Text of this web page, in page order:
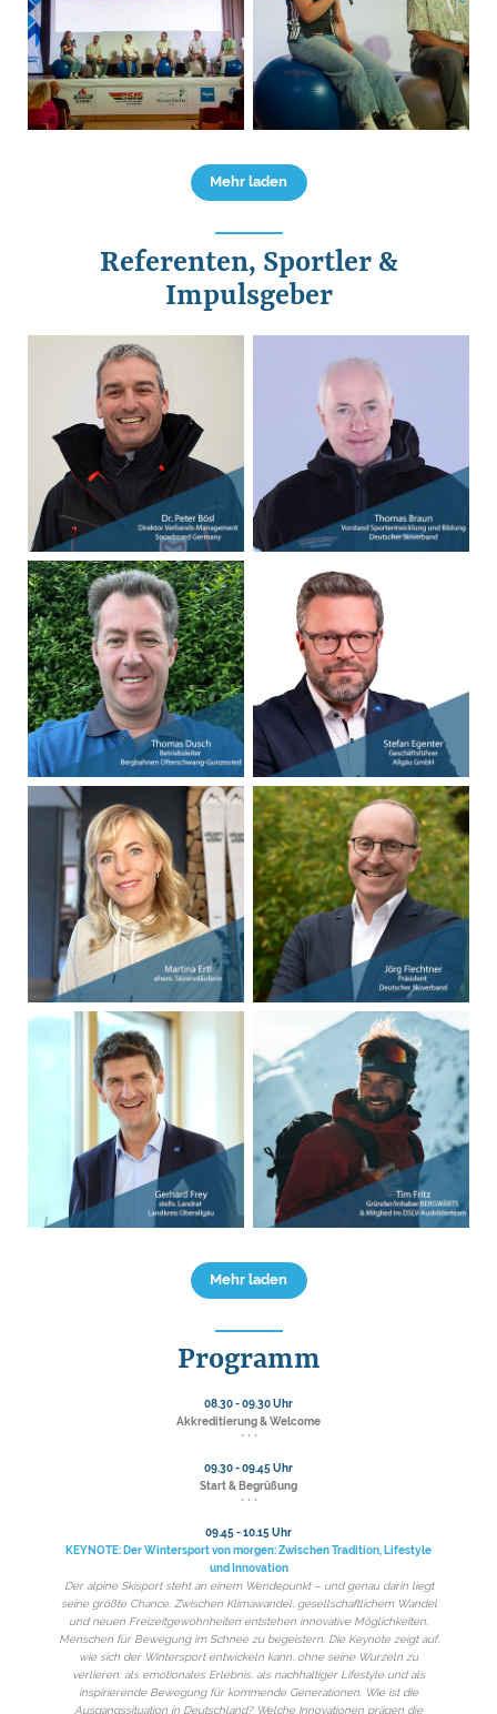
Mehr laden
Referenten, Sportler &
Impulsgeber
Mehr laden
Programm
08.30 - 09.30 Uhr
Akkreditierung & Welcome
* * *
09.30 - 09.45 Uhr
Start & Begrüßung
* * *
09.45 - 10.15 Uhr
KEYNOTE: Der Wintersport von morgen: Zwischen Tradition, Lifestyle
und Innovation
Der alpine Skisport steht an einem Wendepunkt – und genau darin liegt
seine größte Chance. Zwischen Klimawandel, gesellschaftlichem Wandel
und neuen Freizeitgewohnheiten entstehen innovative Möglichkeiten,
Menschen für Bewegung im Schnee zu begeistern. Die Keynote zeigt auf,
wie sich der Wintersport entwickeln kann, ohne seine Wurzeln zu
verlieren: als emotionales Erlebnis, als nachhaltiger Lifestyle und als
inspirierende Bewegung für kommende Generationen. Wie ist die
Ausgangssituation in Deutschland? Welche Innovationen prägen die